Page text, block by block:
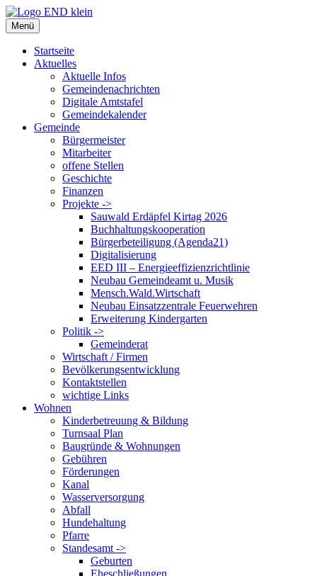
Zum
Inhalt
springen
Menü
Startseite
Aktuelles
Aktuelle Infos
Gemeindenachrichten
Digitale Amtstafel
Gemeindekalender
Gemeinde
Bürgermeister
Mitarbeiter
offene Stellen
Geschichte
Finanzen
Projekte ->
Sauwald Erdäpfel Kirtag 2026
Buchhaltungskooperation
Bürgerbeteiligung (Agenda21)
Digitalisierung
EED III – Energieeffizienzrichtlinie
Neubau Gemeindeamt u. Musik
Mensch.Wald.Wirtschaft
Neubau Einsatzzentrale Feuerwehren
Erweiterung Kindergarten
Politik ->
Gemeinderat
Wirtschaft / Firmen
Bevölkerungsentwicklung
Kontaktstellen
wichtige Links
Wohnen
Kinderbetreuung & Bildung
Turnsaal Plan
Baugründe & Wohnungen
Gebühren
Förderungen
Kanal
Wasserversorgung
Abfall
Hundehaltung
Pfarre
Standesamt ->
Geburten
Eheschließungen